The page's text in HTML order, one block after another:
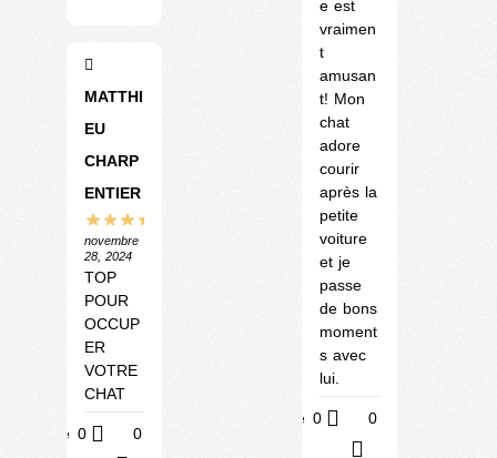
MATTHI
EU
CHARP
ENTIER
novembre
28, 2024
TOP
POUR
OCCUP
ER
VOTRE
CHAT
Utile 0 0
e est
vraimen
t
amusan
t! Mon
chat
adore
courir
après la
petite
voiture
et je
passe
de bons
moment
s avec
lui.
Utile 0 0